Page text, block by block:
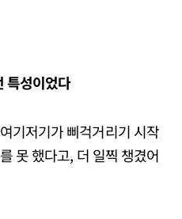
특성이었다
기저기가 삐걱거리기 시작
못 했다고, 더 일찍 챙겼어